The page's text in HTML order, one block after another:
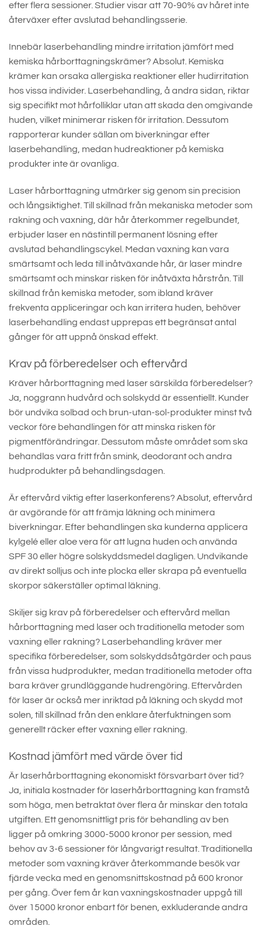
efter flera sessioner. Studier visar att 70-90% av håret inte
återväxer efter avslutad behandlingsserie.
Innebär laserbehandling mindre irritation jämfört med
kemiska hårborttagningskrämer? Absolut. Kemiska
krämer kan orsaka allergiska reaktioner eller hudirritation
hos vissa individer. Laserbehandling, å andra sidan, riktar
sig specifikt mot hårfolliklar utan att skada den omgivande
huden, vilket minimerar risken för irritation. Dessutom
rapporterar kunder sällan om biverkningar efter
laserbehandling, medan hudreaktioner på kemiska
produkter inte är ovanliga.
Laser hårborttagning utmärker sig genom sin precision
och långsiktighet. Till skillnad från mekaniska metoder som
rakning och vaxning, där hår återkommer regelbundet,
erbjuder laser en nästintill permanent lösning efter
avslutad behandlingscykel. Medan vaxning kan vara
smärtsamt och leda till inåtväxande hår, är laser mindre
smärtsamt och minskar risken för inåtväxta hårstrån. Till
skillnad från kemiska metoder, som ibland kräver
frekventa appliceringar och kan irritera huden, behöver
laserbehandling endast upprepas ett begränsat antal
gånger för att uppnå önskad effekt.
Krav på förberedelser och eftervård
Kräver hårborttagning med laser särskilda förberedelser?
Ja, noggrann hudvård och solskydd är essentiellt. Kunder
bör undvika solbad och brun-utan-sol-produkter minst två
veckor före behandlingen för att minska risken för
pigmentförändringar. Dessutom måste området som ska
behandlas vara fritt från smink, deodorant och andra
hudprodukter på behandlingsdagen.
Är eftervård viktig efter laserkonferens? Absolut, eftervård
är avgörande för att främja läkning och minimera
biverkningar. Efter behandlingen ska kunderna applicera
kylgelé eller aloe vera för att lugna huden och använda
SPF 30 eller högre solskyddsmedel dagligen. Undvikande
av direkt solljus och inte plocka eller skrapa på eventuella
skorpor säkerställer optimal läkning.
Skiljer sig krav på förberedelser och eftervård mellan
hårborttagning med laser och traditionella metoder som
vaxning eller rakning? Laserbehandling kräver mer
specifika förberedelser, som solskyddsåtgärder och paus
från vissa hudprodukter, medan traditionella metoder ofta
bara kräver grundläggande hudrengöring. Eftervården
för laser är också mer inriktad på läkning och skydd mot
solen, till skillnad från den enklare återfuktningen som
generellt räcker efter vaxning eller rakning.
Kostnad jämfört med värde över tid
Är laserhårborttagning ekonomiskt försvarbart över tid?
Ja, initiala kostnader för laserhårborttagning kan framstå
som höga, men betraktat över flera år minskar den totala
utgiften. Ett genomsnittligt pris för behandling av ben
ligger på omkring 3000-5000 kronor per session, med
behov av 3-6 sessioner för långvarigt resultat. Traditionella
metoder som vaxning kräver återkommande besök var
fjärde vecka med en genomsnittskostnad på 600 kronor
per gång. Över fem år kan vaxningskostnader uppgå till
över 15000 kronor enbart för benen, exkluderande andra
områden.